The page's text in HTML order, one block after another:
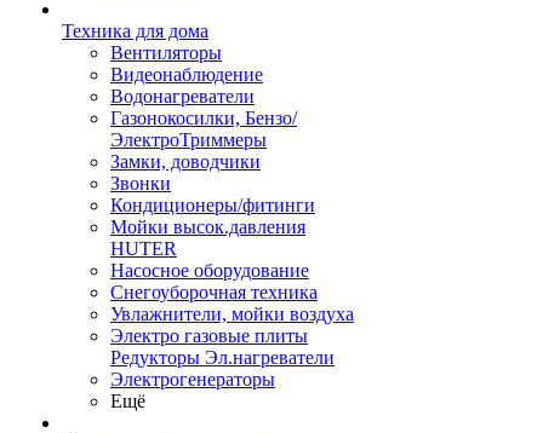
Техника для дома
Вентиляторы
Видеонаблюдение
Водонагреватели
Газонокосилки, Бензо/
ЭлектроТриммеры
Замки, доводчики
Звонки
Кондиционеры/фитинги
Мойки высок.давления
HUTER
Насосное оборудование
Снегоуборочная техника
Увлажнители, мойки воздуха
Электро газовые плиты
Редукторы Эл.нагреватели
Электрогенераторы
Ещё